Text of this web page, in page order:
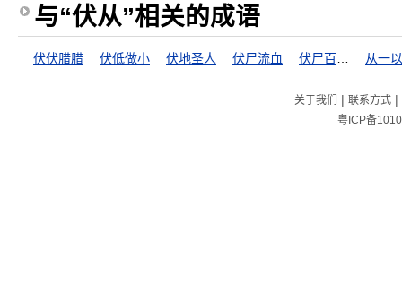
与“伏从”相关的成语
伏伏腊腊 伏低做小 伏地圣人 伏尸流血 从一
关于我们 | 联系方式|
粤ICP备